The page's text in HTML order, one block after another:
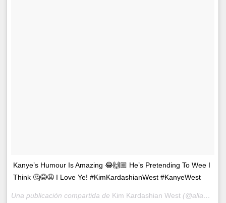
Kanye’s Humour Is Amazing 😂🙌🏼 He’s Pretending To Wee I
Think 🤔😂😩 I Love Ye! #KimKardashianWest #KanyeWest
Una publicación compartida de Kim Kardashian West (@allaboutthewests) el